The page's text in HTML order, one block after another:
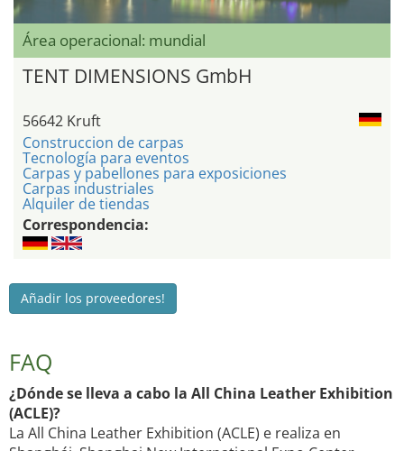
Área operacional: mundial
TENT DIMENSIONS GmbH
56642 Kruft
Construccion de carpas
Tecnología para eventos
Carpas y pabellones para exposiciones
Carpas industriales
Alquiler de tiendas
Correspondencia:
Añadir los proveedores!
FAQ
¿Dónde se lleva a cabo la All China Leather Exhibition
(ACLE)?
La All China Leather Exhibition (ACLE) e realiza en